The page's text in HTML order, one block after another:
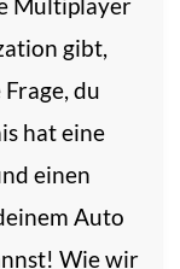
Multiplayer
gibt,
du
hat eine
einen
Auto
Wie wir